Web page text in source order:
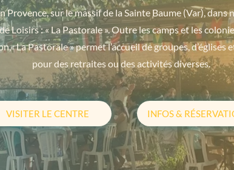
Provence, sur le massif de la Sainte Baume (Var), dans
Loisirs : « La Pastorale ». Outre les camps et les
La Pastorale » permet l’accueil de groupes, d’églises
pour des retraites ou des activités diverses.
VISITER LE CENTRE INFOS &